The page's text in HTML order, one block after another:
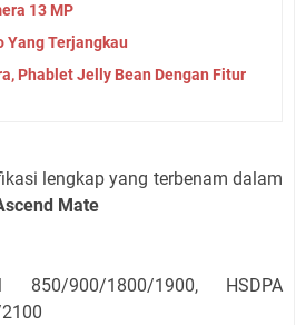
13 MP
Yang Terjangkau
Phablet Jelly Bean Dengan Fitur
lengkap yang terbenam dalam
Mate
900/1800/1900, HSDPA